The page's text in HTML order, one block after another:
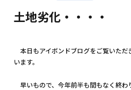
土地劣化・・・・
本日もアイボンドブログをご覧いただ
います。
早いもので、今年前半も間もなく終わ